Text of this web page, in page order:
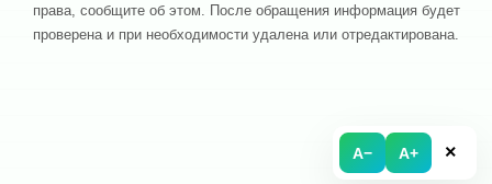
A− A+ ×
права, сообщите об этом. После обращения информация будет
проверена и при необходимости удалена или отредактирована.